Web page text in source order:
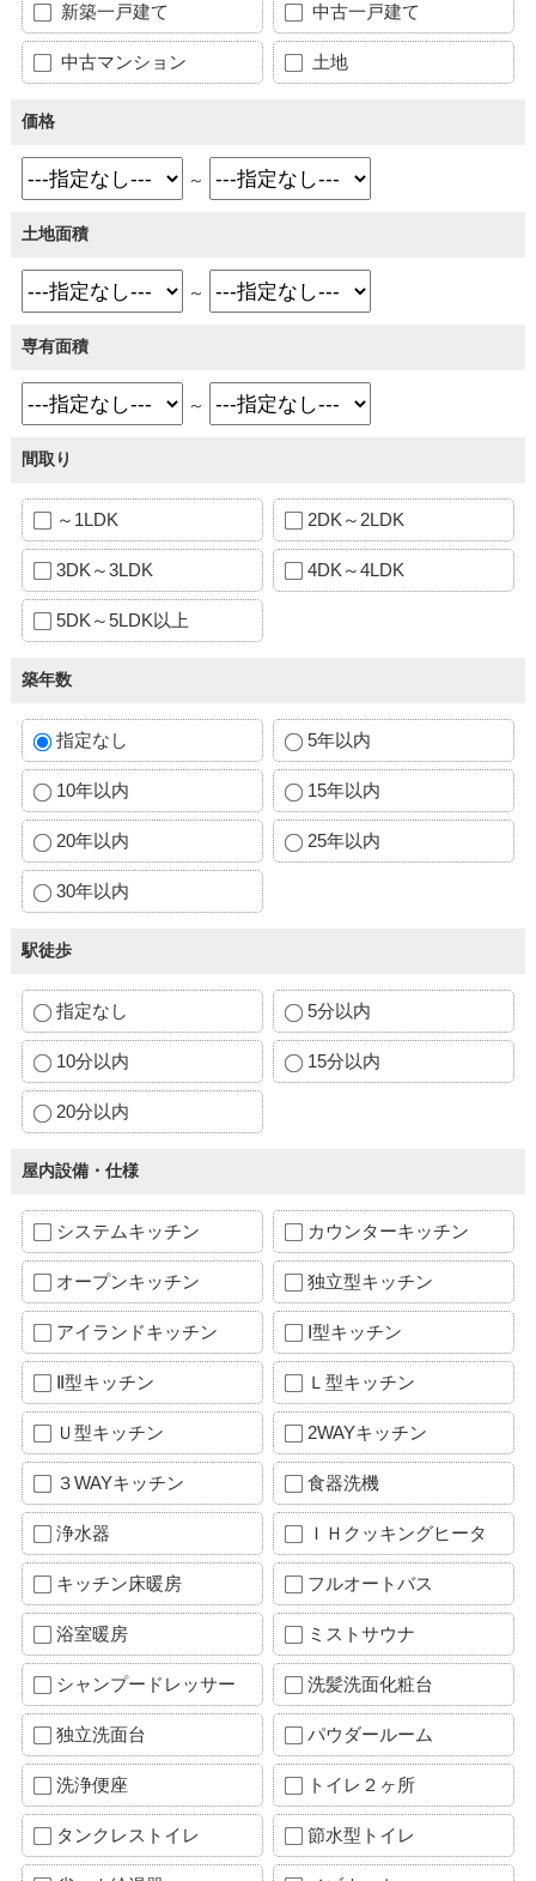
新築一戸建て 中古一戸建て
中古マンション 土地
価格
～
土地面積
～
専有面積
～
間取り
～1LDK 2DK～2LDK
3DK～3LDK 4DK～4LDK
5DK～5LDK以上
築年数
指定なし 5年以内
10年以内 15年以内
20年以内 25年以内
30年以内
駅徒歩
指定なし 5分以内
10分以内 15分以内
20分以内
屋内設備・仕様
システムキッチン カウンターキッチン
オープンキッチン 独立型キッチン
アイランドキッチン Ⅰ型キッチン
Ⅱ型キッチン Ｌ型キッチン
Ｕ型キッチン 2WAYキッチン
３WAYキッチン 食器洗機
浄水器 ＩＨクッキングヒータ
キッチン床暖房 フルオートバス
浴室暖房 ミストサウナ
シャンプードレッサー 洗髪洗面化粧台
独立洗面台 パウダールーム
洗浄便座 トイレ２ヶ所
タンクレストイレ 節水型トイレ